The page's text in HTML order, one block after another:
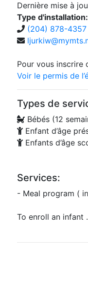
Dernière mise à
Type d'installation:
(204) 878-4357
Pour vous inscrire
Voir le permis de
Types de
Bébés (12
Enfant d’âge
Enfants d’âge
Services:
- Meal program (
To enroll an